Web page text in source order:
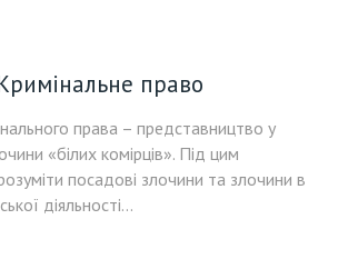
право
права – представництво у
«білих комірців». Під цим
посадові злочини та злочини в
діяльності...